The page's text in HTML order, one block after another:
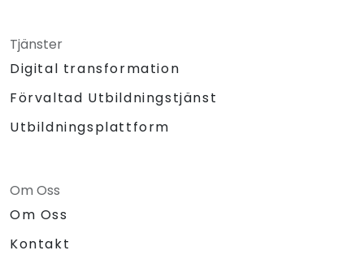
Tjänster
Digital transformation
Förvaltad Utbildningstjänst
Utbildningsplattform
Om Oss
Om Oss
Kontakt